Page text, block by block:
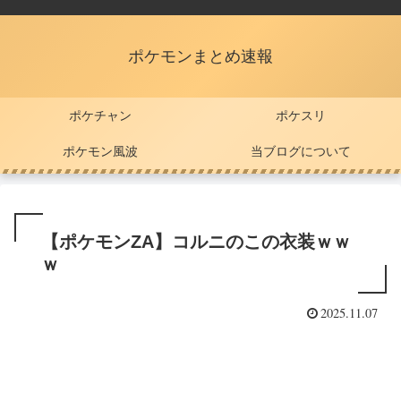
ポケモンまとめ速報
ポケチャン ポケスリ
ポケモン風波 当ブログについて
【ポケモンZA】コルニのこの衣装ｗｗ
ｗ
2025.11.07